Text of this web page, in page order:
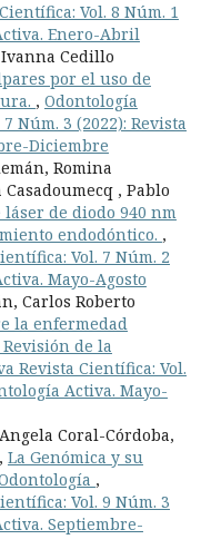
Vol. 8 Núm. 1
Enero-Abril
Cedillo
por el uso de
, Odontología
Núm. 3 (2022): Revista
Diciembre
Romina
, Pablo
láser de diodo 940 nm
endodóntico. ,
Vol. 7 Núm. 2
Mayo-Agosto
Carlos Roberto
la enfermedad
de la
Revista Científica: Vol.
Activa. Mayo-
Coral-Córdoba,
La Genómica y su
,
Vol. 9 Núm. 3
Septiembre-